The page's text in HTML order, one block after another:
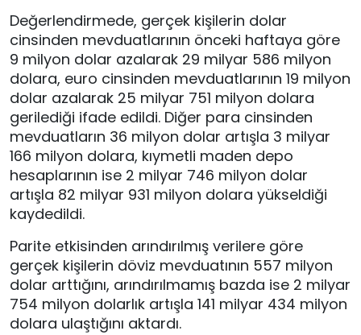
Değerlendirmede, gerçek kişilerin dolar
cinsinden mevduatlarının önceki haftaya göre
9 milyon dolar azalarak 29 milyar 586 milyon
dolara, euro cinsinden mevduatlarının 19 milyon
dolar azalarak 25 milyar 751 milyon dolara
gerilediği ifade edildi. Diğer para cinsinden
mevduatların 36 milyon dolar artışla 3 milyar
166 milyon dolara, kıymetli maden depo
hesaplarının ise 2 milyar 746 milyon dolar
artışla 82 milyar 931 milyon dolara yükseldiği
kaydedildi.
Parite etkisinden arındırılmış verilere göre
gerçek kişilerin döviz mevduatının 557 milyon
dolar arttığını, arındırılmamış bazda ise 2 milyar
754 milyon dolarlık artışla 141 milyar 434 milyon
dolara ulaştığını aktardı.